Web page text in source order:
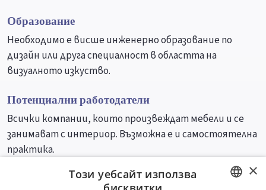
Образование
Необходимо е висше инженерно образование по
дизайн или друга специалност в областта на
визуалното изкуство.
Потенциални работодатели
Всички компании, които произвеждат мебели и се
занимават с интериор. Възможна е и самостоятелна
практика.
Университети Специалности
×
Този уебсайт използва